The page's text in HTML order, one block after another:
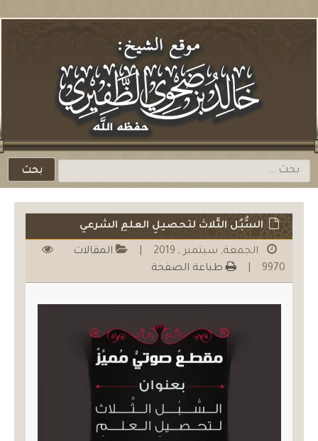
البحث
عن:
السُّبُل الثَّلاث لتحصيلِ العلمِ الشرعي
الجمعة, سبتمبر , 2019
المقالات
9970
طباعة الصفحة